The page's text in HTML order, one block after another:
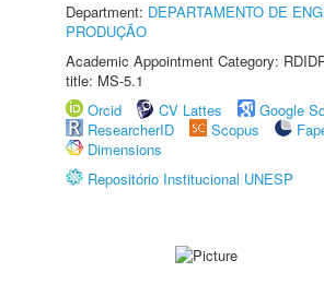
Department: DEPARTAMENTO DE
PRODUÇÃO
Academic Appointment Category:
title: MS-5.1
Orcid
CV Lattes
Google
ResearcherID
Scopus
Dimensions
Repositório Institucional UNESP